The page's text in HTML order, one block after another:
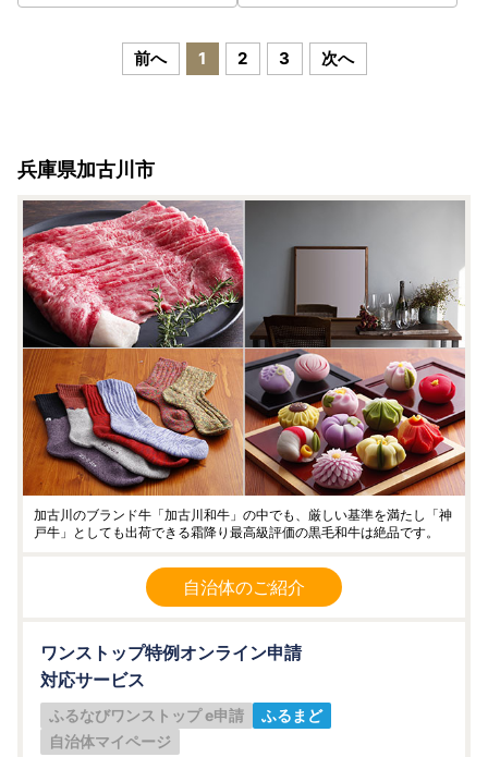
前へ 1 2 3 次へ
兵庫県加古川市
加古川のブランド牛「加古川和牛」の中でも、厳しい基準を満たし「神
戸牛」としても出荷できる霜降り最高級評価の黒毛和牛は絶品です。
自治体のご紹介
ワンストップ特例オンライン申請
対応サービス
ふるなびワンストップ e申請
ふるまど
自治体マイページ